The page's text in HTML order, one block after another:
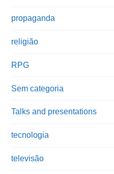
propaganda
religião
RPG
Sem categoria
Talks and presentations
tecnologia
televisão